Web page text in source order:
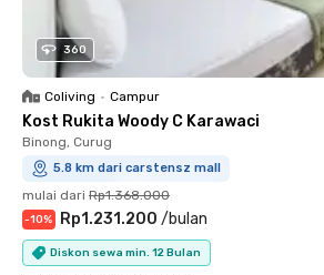
360
Coliving • Campur
Kost Rukita Woody C Karawaci
Binong, Curug
5.8 km dari carstensz mall
mulai dari Rp1.368.000
-10% Rp1.231.200 /bulan
Diskon sewa min. 12 Bulan